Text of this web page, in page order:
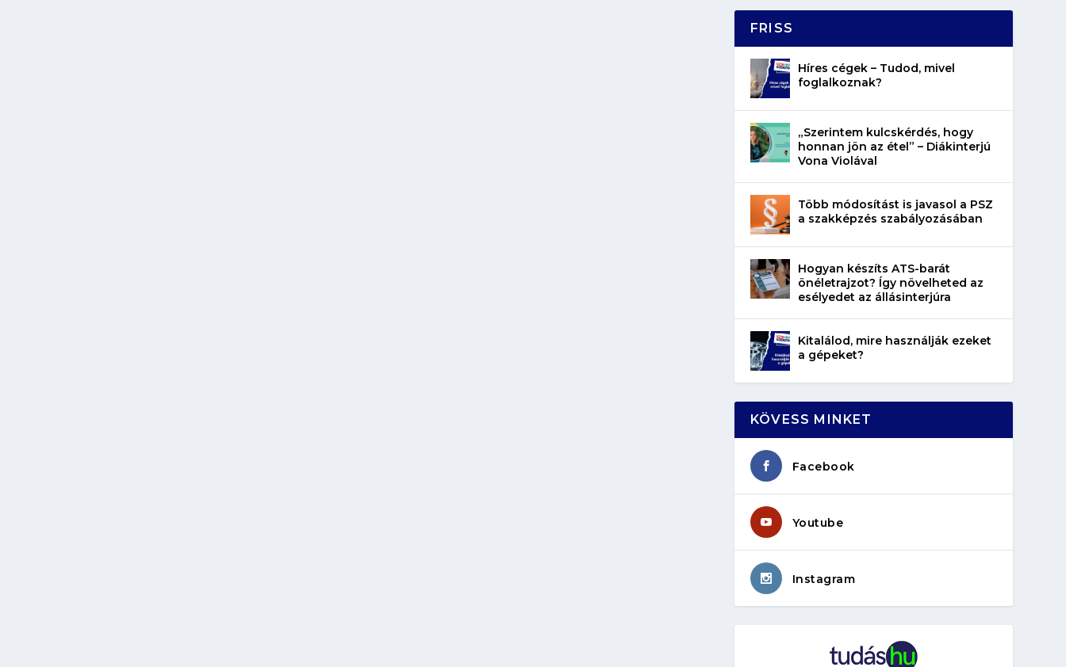
FRISS
Híres cégek – Tudod, mivel
foglalkoznak?
„Szerintem kulcskérdés, hogy
honnan jön az étel” – Diákinterjú
Vona Violával
Több módosítást is javasol a PSZ
a szakképzés szabályozásában
Hogyan készíts ATS-barát
önéletrajzot? Így növelheted az
esélyedet az állásinterjúra
Kitalálod, mire használják ezeket
a gépeket?
KÖVESS MINKET
Facebook
Youtube
Instagram